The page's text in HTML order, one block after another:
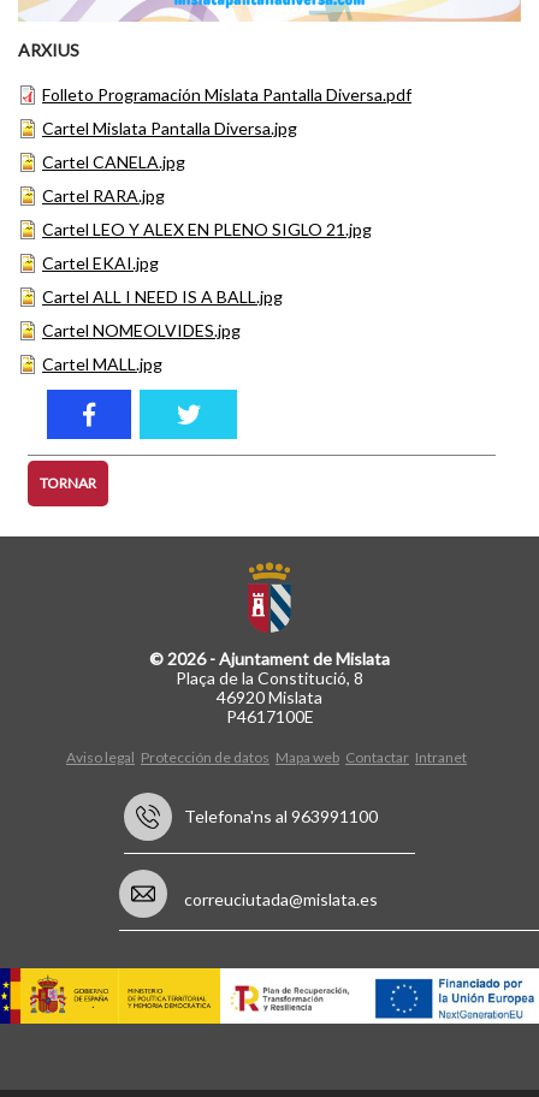
ARXIUS
Folleto Programación Mislata Pantalla Diversa.pdf
Cartel Mislata Pantalla Diversa.jpg
Cartel CANELA.jpg
Cartel RARA.jpg
Cartel LEO Y ALEX EN PLENO SIGLO 21.jpg
Cartel EKAI.jpg
Cartel ALL I NEED IS A BALL.jpg
Cartel NOMEOLVIDES.jpg
Cartel MALL.jpg
TORNAR
© 2026 - Ajuntament de Mislata
Plaça de la Constitució, 8
46920 Mislata
P4617100E
Aviso legal Protección de datos Mapa web Contactar Intranet
Telefona'ns al 963991100
correuciutada@mislata.es